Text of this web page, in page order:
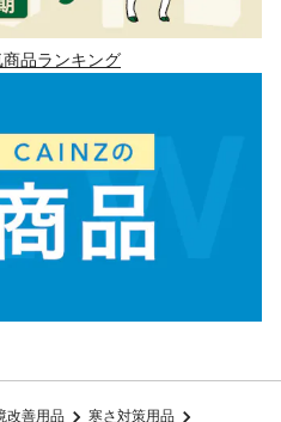
商品ランキング
改善用品
寒さ対策用品